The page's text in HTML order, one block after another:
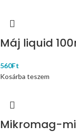
Máj liquid
560Ft
Kosárba teszem
Mikromag-